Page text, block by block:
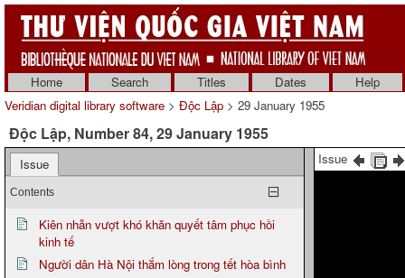
Home Search Titles Dates
Help
Veridian digital library software > Độc Lập > 29 January 1955
Độc Lập, Number 84, 29 January 1955
Issue
Contents
Kiên nhẫn vượt khó khăn quyết tâm phục hồi
kinh tế
Người dân Hà Nội thắm lòng trong tết hòa bình
Issue